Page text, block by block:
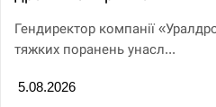
Гендиректор компанії
тяжких поранень унасл...
5.08.2026